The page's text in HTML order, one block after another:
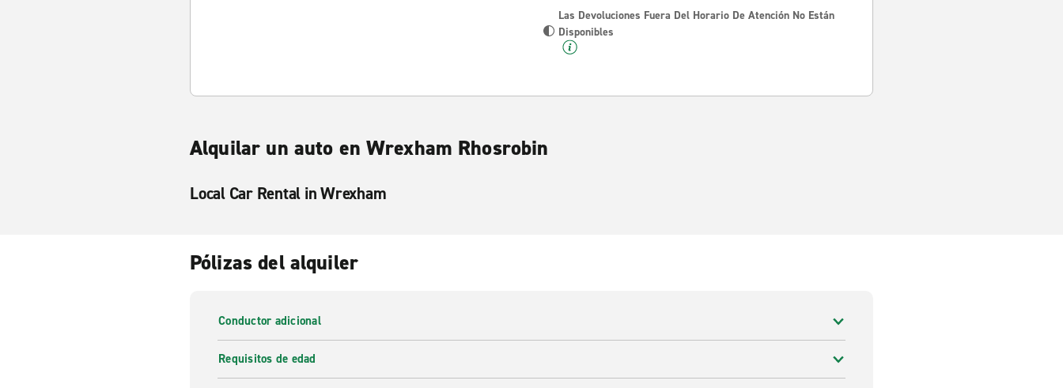
Las Devoluciones Fuera Del Horario De Atención No Están
Disponibles
Alquilar un auto en Wrexham Rhosrobin
Local Car Rental in Wrexham
Pólizas del alquiler
Conductor adicional
Requisitos de edad